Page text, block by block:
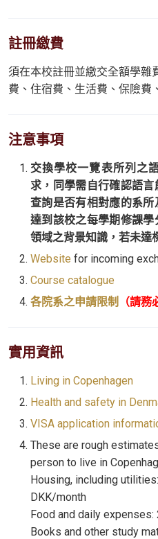
註冊繳費
須在本校註冊並繳交全額學雜
費、住宿費、生活費、保險費
注意事項
交換學校一覽表所列之
求，同學需自行確認語言
查詢是否有相對應的系所
達到該校之每學期修課
領域之背景知識，若未達
Website for incoming
Course catalogue
各院系之申請限制
（請務
實用資訊
Living in Copenhagen
Health and safety in
VISA application
These are rough
person to live in
Housing, including
DKK/month
Food and daily
Books and other study